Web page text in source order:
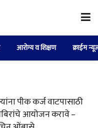
आरोग्य व शिक्षण क्राईम
पीक कर्ज वाटपासाठी
आयोजन करावे –